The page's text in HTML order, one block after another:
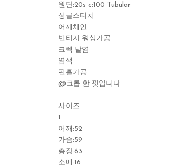
원단:20s c:100 Tubular
싱글스티치
어깨체인
빈티지 워싱가공
크렉 날염
염색
핀홀가공
@크롭 한 핏입니다
사이즈
1
어깨:52
가슴:59
총장:63
소매:16